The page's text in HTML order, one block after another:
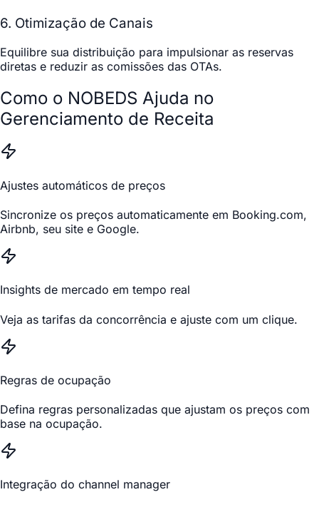
6. Otimização de Canais
Equilibre sua distribuição para impulsionar as reservas
diretas e reduzir as comissões das OTAs.
Como o NOBEDS Ajuda no
Gerenciamento de Receita
Ajustes automáticos de preços
Sincronize os preços automaticamente em Booking.com,
Airbnb, seu site e Google.
Insights de mercado em tempo real
Veja as tarifas da concorrência e ajuste com um clique.
Regras de ocupação
Defina regras personalizadas que ajustam os preços com
base na ocupação.
Integração do channel manager